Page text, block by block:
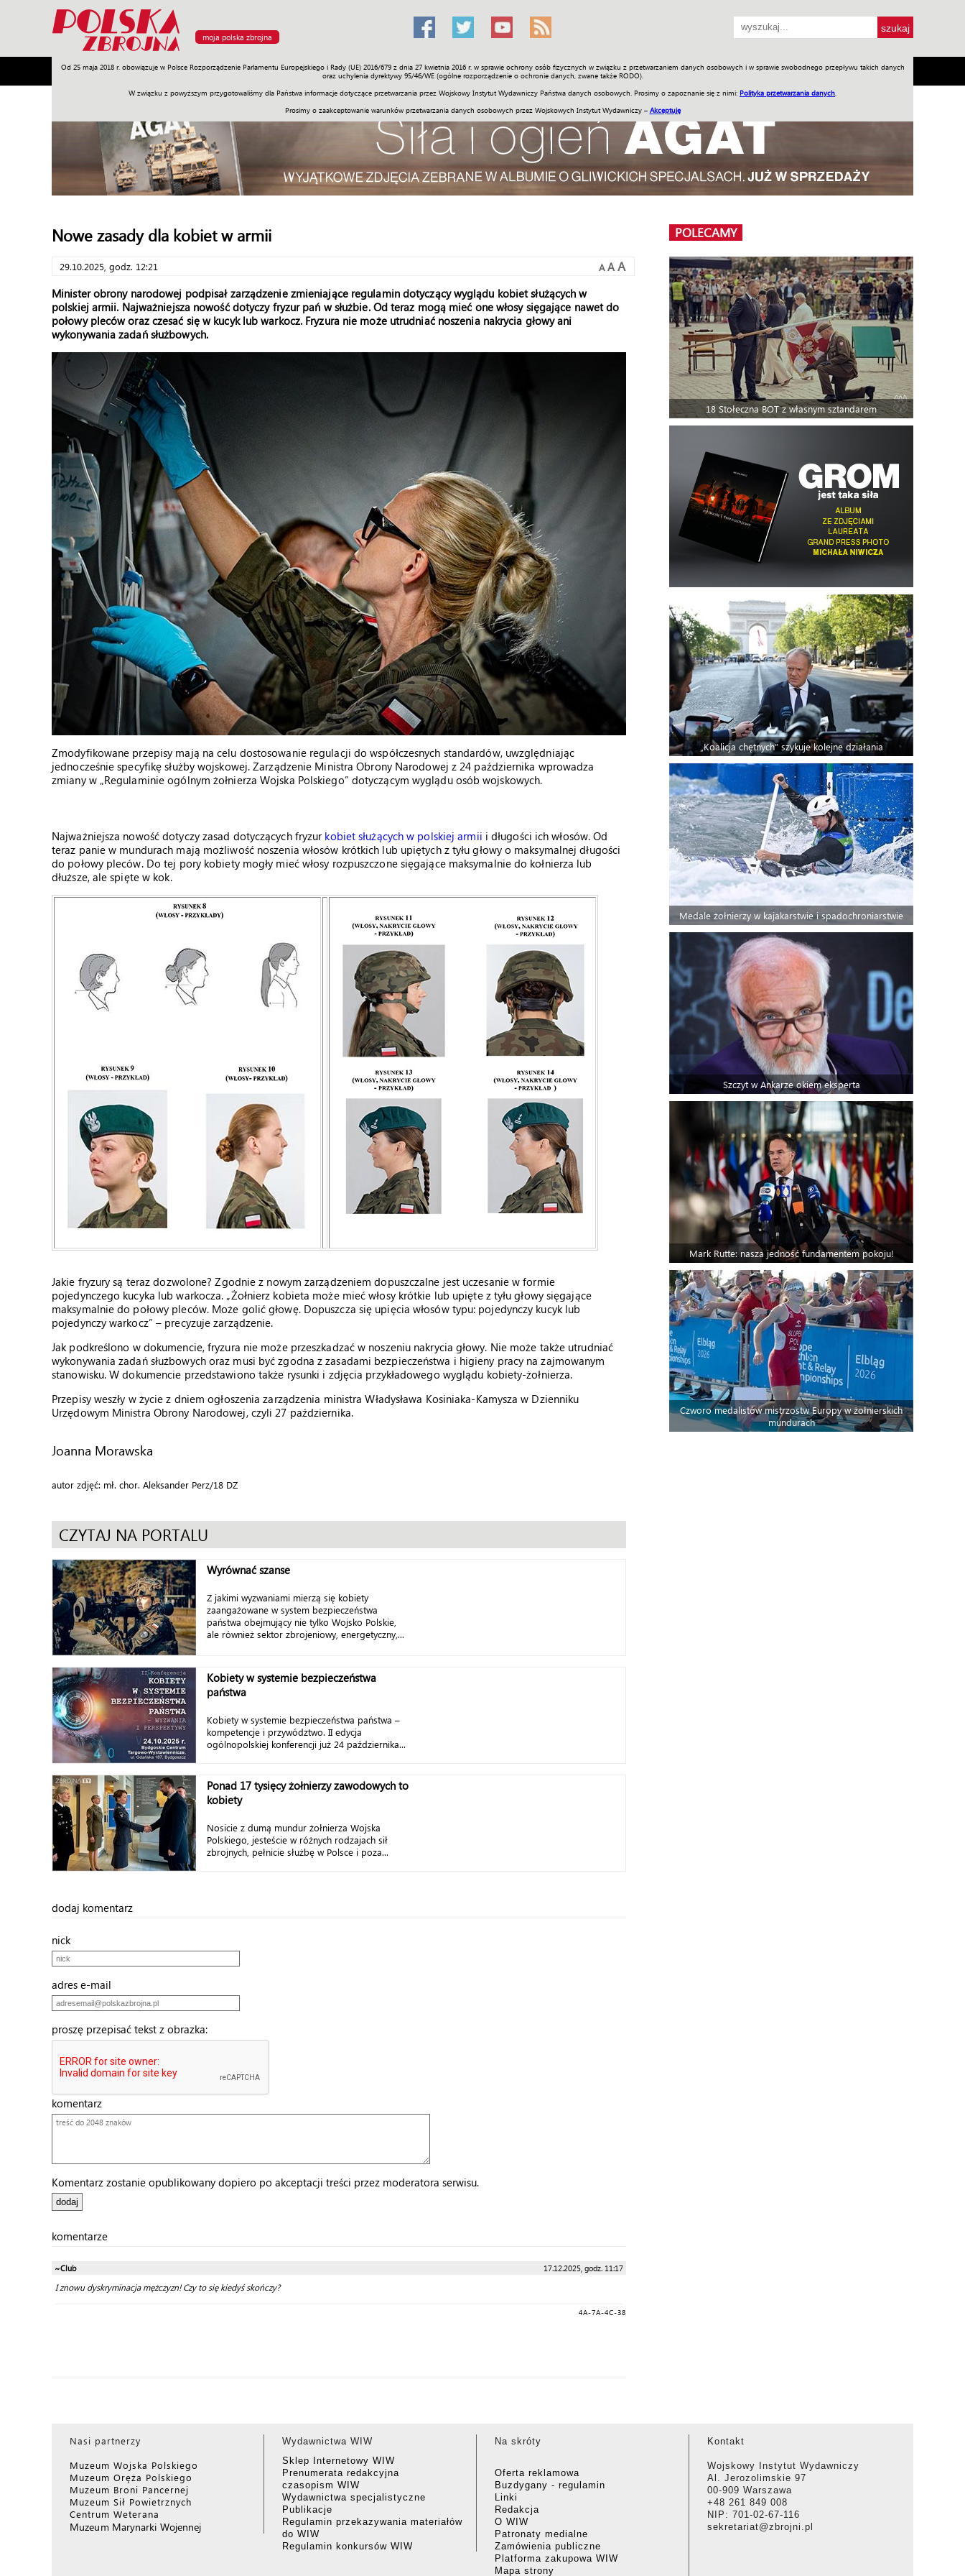
moja polska zbrojna
Od 25 maja 2018 r. obowiązuje w Polsce Rozporządzenie Parlamentu Europejskiego i Rady (UE) 2016/679 z dnia 27 kwietnia 2016 r. w sprawie ochrony osób fizycznych w związku z przetwarzaniem danych osobowych i w sprawie swobodnego przepływu takich danych
oraz uchylenia dyrektywy 95/46/WE (ogólne rozporządzenie o ochronie danych, zwane także RODO).
W związku z powyższym przygotowaliśmy dla Państwa informacje dotyczące przetwarzania przez Wojskowy Instytut Wydawniczy Państwa danych osobowych. Prosimy o zapoznanie się z nimi: Polityka przetwarzania danych
Prosimy o zaakceptowanie warunków przetwarzania danych osobowych przez Wojskowych Instytut Wydawniczy – Akceptuję
Armia Poligon Sprzęt Misje Polityka Prawo Świat Społeczność Sport Historia Galerie Wideo ENGLISH SKLEP Jednodniówki Praca w WIW
Nowe zasady dla kobiet w armii
29.10.2025, godz. 12:21 A A A
Minister obrony narodowej podpisał zarządzenie zmieniające regulamin dotyczący wyglądu kobiet służących w
polskiej armii. Najważniejsza nowość dotyczy fryzur pań w służbie. Od teraz mogą mieć one włosy sięgające nawet do
połowy pleców oraz czesać się w kucyk lub warkocz. Fryzura nie może utrudniać noszenia nakrycia głowy ani
wykonywania zadań służbowych.
Zmodyfikowane przepisy mają na celu dostosowanie regulacji do współczesnych standardów, uwzględniając
jednocześnie specyfikę służby wojskowej. Zarządzenie Ministra Obrony Narodowej z 24 października wprowadza
zmiany w „Regulaminie ogólnym żołnierza Wojska Polskiego” dotyczącym wyglądu osób wojskowych.
Najważniejsza nowość dotyczy zasad dotyczących fryzur kobiet służących w polskiej armii i długości ich włosów. Od
teraz panie w mundurach mają możliwość noszenia włosów krótkich lub upiętych z tyłu głowy o maksymalnej długości
do połowy pleców. Do tej pory kobiety mogły mieć włosy rozpuszczone sięgające maksymalnie do kołnierza lub
dłuższe, ale spięte w kok.
Jakie fryzury są teraz dozwolone? Zgodnie z nowym zarządzeniem dopuszczalne jest uczesanie w formie
pojedynczego kucyka lub warkocza. „Żołnierz kobieta może mieć włosy krótkie lub upięte z tyłu głowy sięgające
maksymalnie do połowy pleców. Może golić głowę. Dopuszcza się upięcia włosów typu: pojedynczy kucyk lub
pojedynczy warkocz” – precyzuje zarządzenie.
Jak podkreślono w dokumencie, fryzura nie może przeszkadzać w noszeniu nakrycia głowy. Nie może także utrudniać
wykonywania zadań służbowych oraz musi być zgodna z zasadami bezpieczeństwa i higieny pracy na zajmowanym
stanowisku. W dokumencie przedstawiono także rysunki i zdjęcia przykładowego wyglądu kobiety-żołnierza.
Przepisy weszły w życie z dniem ogłoszenia zarządzenia ministra Władysława Kosiniaka-Kamysza w Dzienniku
Urzędowym Ministra Obrony Narodowej, czyli 27 października.
Joanna Morawska
autor zdjęć: mł. chor. Aleksander Perz/18 DZ
CZYTAJ NA PORTALU
Wyrównać szanse
Z jakimi wyzwaniami mierzą się kobiety
zaangażowane w system bezpieczeństwa
państwa obejmujący nie tylko Wojsko Polskie,
ale również sektor zbrojeniowy, energetyczny,...
Kobiety w systemie bezpieczeństwa
państwa
Kobiety w systemie bezpieczeństwa państwa –
kompetencje i przywództwo. II edycja
ogólnopolskiej konferencji już 24 października...
Ponad 17 tysięcy żołnierzy zawodowych to
kobiety
Nosicie z dumą mundur żołnierza Wojska
Polskiego, jesteście w różnych rodzajach sił
zbrojnych, pełnicie służbę w Polsce i poza...
dodaj komentarz
nick
adres e-mail
proszę przepisać tekst z obrazka:
komentarz
Komentarz zostanie opublikowany dopiero po akceptacji treści przez moderatora serwisu.
komentarze
~Club 17.12.2025, godz. 11:17
I znowu dyskryminacja mężczyzn! Czy to się kiedyś skończy?
4A-7A-4C-38
POLECAMY
18 Stołeczna BOT z własnym sztandarem
„Koalicja chętnych” szykuje kolejne działania
Medale żołnierzy w kajakarstwie i spadochroniarstwie
Szczyt w Ankarze okiem eksperta
Mark Rutte: nasza jedność fundamentem pokoju!
Czworo medalistów mistrzostw Europy w żołnierskich
mundurach
Nasi partnerzy
Muzeum Wojska Polskiego
Muzeum Oręża Polskiego
Muzeum Broni Pancernej
Muzeum Sił Powietrznych
Centrum Weterana
Muzeum Marynarki Wojennej
Wydawnictwa WIW
Sklep Internetowy WIW
Prenumerata redakcyjna
czasopism WIW
Wydawnictwa specjalistyczne
Publikacje
Regulamin przekazywania materiałów
do WIW
Regulamin konkursów WIW
Na skróty
Oferta reklamowa
Buzdygany - regulamin
Linki
Redakcja
O WIW
Patronaty medialne
Zamówienia publiczne
Platforma zakupowa WIW
Mapa strony
Kontakt
Wojskowy Instytut Wydawniczy
Al. Jerozolimskie 97
00-909 Warszawa
+48 261 849 008
NIP: 701-02-67-116
sekretariat@zbrojni.pl